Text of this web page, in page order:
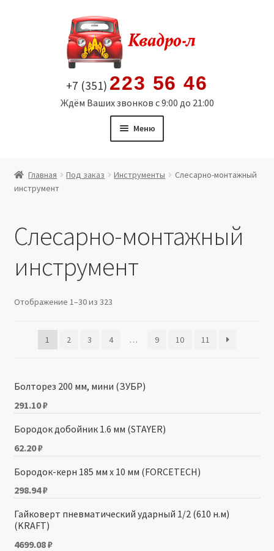
содержимому
+7 (351) 223 56 46
Ждём Ваших звонков с 9:00 до 21:00
Меню
Витрина
данных
Производители
Юридические данные
Главная Под заказ Инструменты
Слесарно-монтажный
инструмент
Слесарно-монтажный
инструмент
Отображение 1–30 из 323
1 2 3 4 … 9 10 11
Болторез 200 мм, мини (ЗУБР)
291.10₽
Бородок добойник 1.6 мм (STAYER)
62.20₽
Бородок-керн 185 мм х 10 мм (FORCETECH)
298.94₽
Гайковерт пневматический ударный 1/2 (610 н.м)
(KRAFT)
4699.08₽